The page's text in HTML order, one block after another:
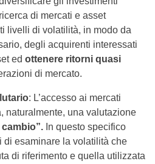
di mercati e asset
livelli di volatilità, in modo da
degli acquirenti interessati
ed ottenere ritorni quasi
di mercato.
: L’accesso ai mercati
naturalmente, una valutazione
In questo specifico
di esaminare la volatilità che
di riferimento e quella utilizzata